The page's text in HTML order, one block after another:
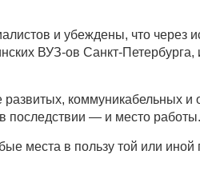
и убеждены, что через
ВУЗ-ов Санкт-
развитых,
последствии — и место работы.
места в пользу той или иной